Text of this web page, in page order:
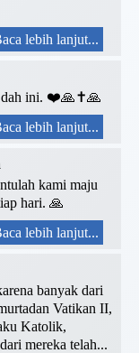
lebih lanjut...
dah ini. ❤️🙏✝️🙏
lebih lanjut...
kami maju
hari. 🙏
lebih lanjut...
banyak dari
Vatikan II,
Katolik,
mereka telah...